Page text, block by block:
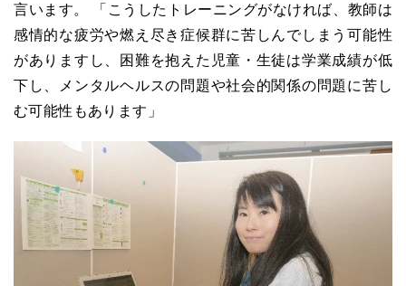
言います。 「こうしたトレーニングがなければ、教師は
感情的な疲労や燃え尽き症候群に苦しんでしまう可能性
がありますし、困難を抱えた児童・生徒は学業成績が低
下し、メンタルヘルスの問題や社会的関係の問題に苦し
む可能性もあります」